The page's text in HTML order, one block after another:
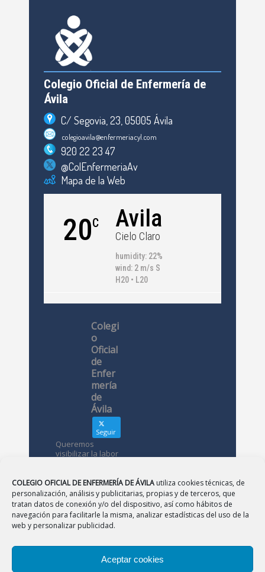
COLEGIO OFICIAL DE ENFERMERÍA DE ÁVILA utiliza cookies técnicas, de
personalización, análisis y publicitarias, propias y de terceros, que
tratan datos de conexión y/o del dispositivo, así como hábitos de
navegación para facilitarle la misma, analizar estadísticas del uso de la
web y personalizar publicidad.
Aceptar cookies
Colegio Oficial de Enfermería de
Ávila
C/ Segovia, 23, 05005 Ávila
colegioavila@enfermeriacyl.com
920 22 23 47
@ColEnfermeriaAv
Mapa de la Web
20C Avila
Cielo Claro
humidity: 22%
wind: 2 m/s S
H20 • L20
Colegi
o
Oficial
de
Enfer
mería
de
Ávila
Seguir
Queremos
visibilizar la labor
conoces?
Avatar Colegio
Oficial de
de Ávila
12 May